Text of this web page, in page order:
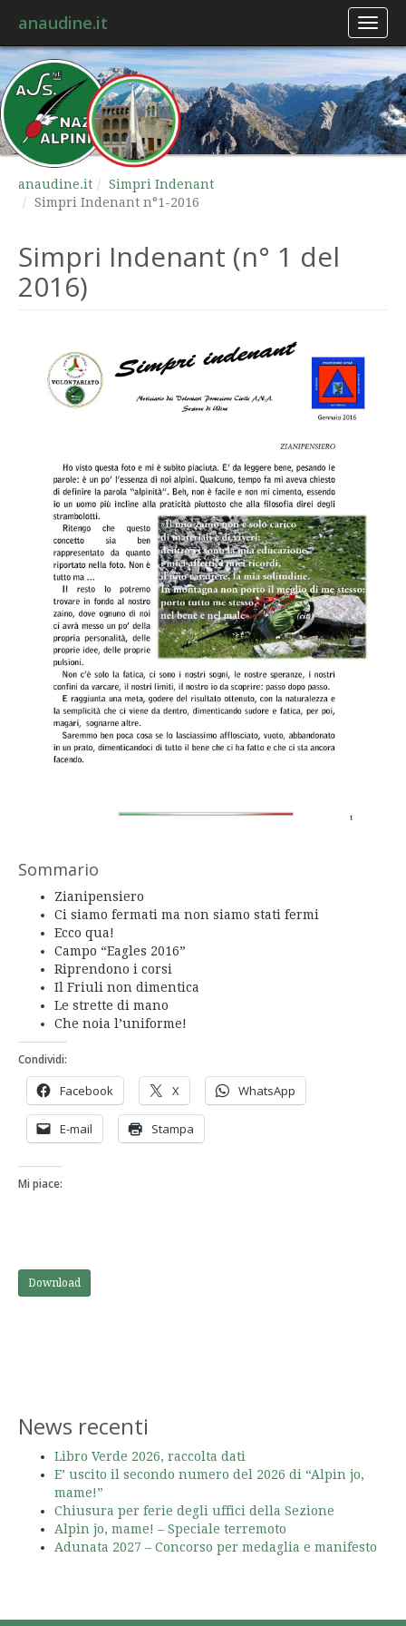
anaudine.it
anaudine.it
Simpri Indenant
Simpri Indenant n°1-2016
Simpri Indenant (n° 1 del
2016)
Sommario
Zianipensiero
Ci siamo fermati ma non siamo stati fermi
Ecco qua!
Campo “Eagles 2016”
Riprendono i corsi
Il Friuli non dimentica
Le strette di mano
Che noia l’uniforme!
Condividi:
Facebook X WhatsApp
E-mail Stampa
Mi piace:
Download
News recenti
Libro Verde 2026, raccolta dati
E’ uscito il secondo numero del 2026 di “Alpin jo,
mame!”
Chiusura per ferie degli uffici della Sezione
Alpin jo, mame! – Speciale terremoto
Adunata 2027 – Concorso per medaglia e manifesto